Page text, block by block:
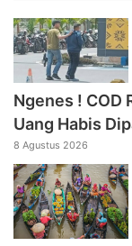
Ngenes ! COD
Uang Habis
8 Agustus 2026